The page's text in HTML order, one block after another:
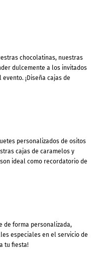
chocolatinas, nuestras
dulcemente a los invitados
¡Diseña cajas de
personalizados de ositos
cajas de caramelos y
ideal como recordatorio de
de forma personalizada,
especiales en el servicio de
tu fiesta!